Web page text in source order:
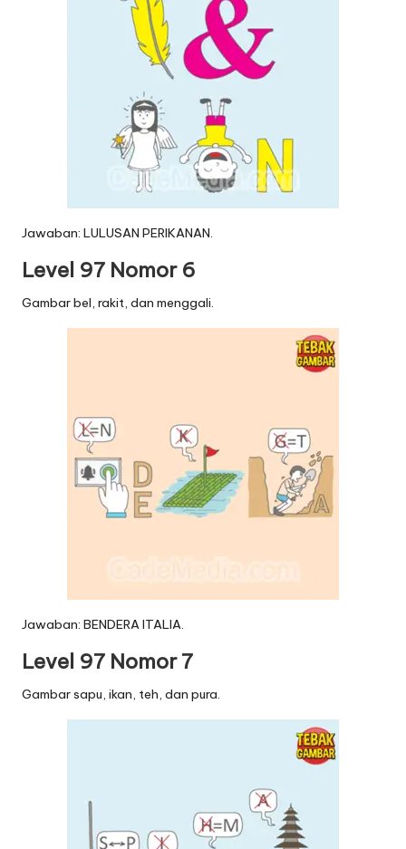
Jawaban: LULUSAN PERIKANAN.
Level 97 Nomor 6
Gambar bel, rakit, dan menggali.
Jawaban: BENDERA ITALIA.
Level 97 Nomor 7
Gambar sapu, ikan, teh, dan pura.